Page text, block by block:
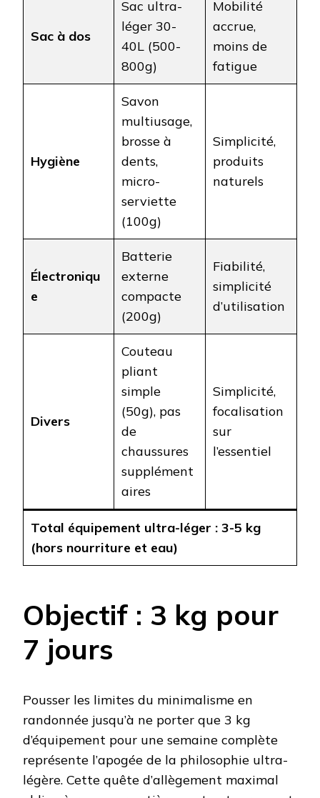
Sac à dos
Sac ultra-
léger 30-
40L (500-
800g)
Mobilité
accrue,
moins de
fatigue
Hygiène
Savon
multiusage,
brosse à
dents,
micro-
serviette
(100g)
Simplicité,
produits
naturels
Électroniqu
e
Batterie
externe
compacte
(200g)
Fiabilité,
simplicité
d’utilisation
Divers
Couteau
pliant
simple
(50g), pas
de
chaussures
supplément
aires
Simplicité,
focalisation
sur
l’essentiel
Total équipement ultra-léger : 3-5 kg
(hors nourriture et eau)
Objectif : 3 kg pour
7 jours
Pousser les limites du minimalisme en
randonnée jusqu’à ne porter que 3 kg
d’équipement pour une semaine complète
représente l’apogée de la philosophie ultra-
légère. Cette quête d’allègement maximal